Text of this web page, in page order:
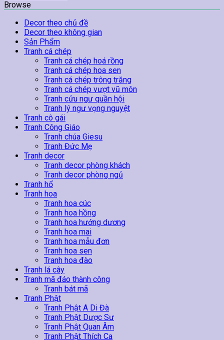
Đáo
Thành
Công
TT54
số
lượng
Browse
Decor theo chủ đề
Decor theo không gian
Sản Phẩm
Tranh cá chép
Tranh cá chép hoá rồng
Tranh cá chép hoa sen
Tranh cá chép trông trăng
Tranh cá chép vượt vũ môn
Tranh cửu ngư quần hội
Tranh lý ngư vọng nguyệt
Tranh cô gái
Tranh Công Giáo
Tranh chúa Giesu
Tranh Đức Mẹ
Tranh decor
Tranh decor phòng khách
Tranh decor phòng ngủ
Tranh hổ
Tranh hoa
Tranh hoa cúc
Tranh hoa hồng
Tranh hoa hướng dương
Tranh hoa mai
Tranh hoa mẫu đơn
Tranh hoa sen
Tranh hoa đào
Tranh lá cây
Tranh mã đáo thành công
Tranh bát mã
Tranh Phật
Tranh Phật A Di Đà
Tranh Phật Dược Sư
Tranh Phật Quan Âm
Tranh Phật Thích Ca